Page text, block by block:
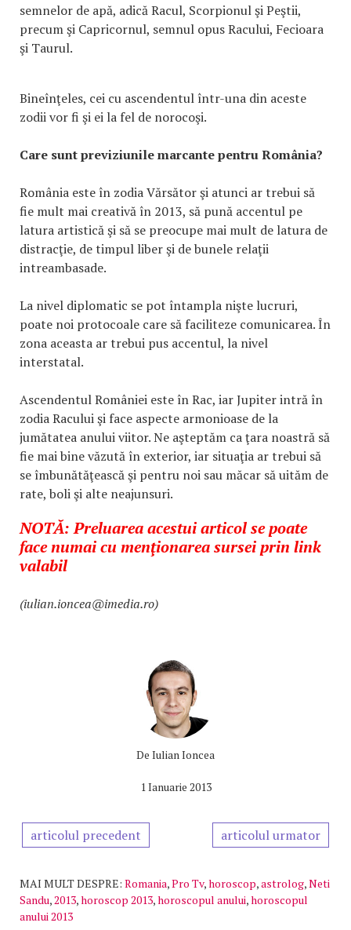
semnelor de apă, adică Racul, Scorpionul şi Peştii,
precum şi Capricornul, semnul opus Racului, Fecioara
şi Taurul.
Bineînţeles, cei cu ascendentul într-una din aceste
zodii vor fi şi ei la fel de norocoşi.
Care sunt previziunile marcante pentru România?
România este în zodia Vărsător şi atunci ar trebui să
fie mult mai creativă în 2013, să pună accentul pe
latura artistică şi să se preocupe mai mult de latura de
distracţie, de timpul liber şi de bunele relaţii
intreambasade.
La nivel diplomatic se pot întampla nişte lucruri,
poate noi protocoale care să faciliteze comunicarea. În
zona aceasta ar trebui pus accentul, la nivel
interstatal.
Ascendentul României este în Rac, iar Jupiter intră în
zodia Racului şi face aspecte armonioase de la
jumătatea anului viitor. Ne aşteptăm ca ţara noastră să
fie mai bine văzută în exterior, iar situaţia ar trebui să
se îmbunătăţească şi pentru noi sau măcar să uităm de
rate, boli şi alte neajunsuri.
NOTĂ: Preluarea acestui articol se poate
face numai cu menţionarea sursei prin link
valabil
(iulian.ioncea@imedia.ro)
De Iulian Ioncea
1 Ianuarie 2013
articolul precedent articolul urmator
MAI MULT DESPRE: Romania,Pro Tv,horoscop,astrolog,Neti
Sandu,2013,horoscop 2013,horoscopul anului,horoscopul
anului 2013